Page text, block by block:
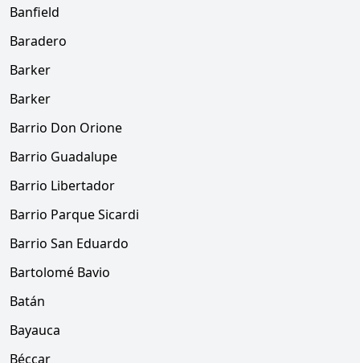
Banfield
Baradero
Barker
Barker
Barrio Don Orione
Barrio Guadalupe
Barrio Libertador
Barrio Parque Sicardi
Barrio San Eduardo
Bartolomé Bavio
Batán
Bayauca
Béccar